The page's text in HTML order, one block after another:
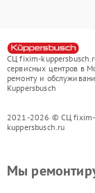
СЦ fixim-
сервисных центров в
ремонту и
Kuppersbusch
2021-2026 © СЦ fixim-
kuppersbusch.ru
Мы